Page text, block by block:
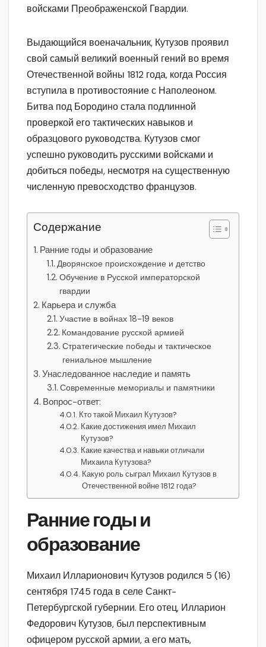
войсками Преображенской Гвардии.
Выдающийся военачальник, Кутузов проявил
свой самый великий военный гений во время
Отечественной войны 1812 года, когда Россия
вступила в противостояние с Наполеоном.
Битва под Бородино стала подлинной
проверкой его тактических навыков и
образцового руководства. Кутузов смог
успешно руководить русскими войсками и
добиться победы, несмотря на существенную
численную превосходство французов.
Содержание
Ранние годы и образование
Дворянское происхождение и детство
Обучение в Русской императорской
гвардии
Карьера и служба
Участие в войнах 18-19 веков
Командование русской армией
Стратегические победы и тактическое
гениальное мышление
Унаследованное наследие и память
Современные мемориалы и памятники
Вопрос-ответ:
Кто такой Михаил Кутузов?
Какие достижения имел Михаил
Кутузов?
Какие качества и навыки отличали
Михаила Кутузова?
Какую роль сыграл Михаил Кутузов в
Отечественной войне 1812 года?
Ранние годы и
образование
Михаил Илларионович Кутузов родился 5 (16)
сентября 1745 года в селе Санкт-
Петербургской губернии. Его отец, Илларион
Федорович Кутузов, был перспективным
офицером русской армии, а его мать,